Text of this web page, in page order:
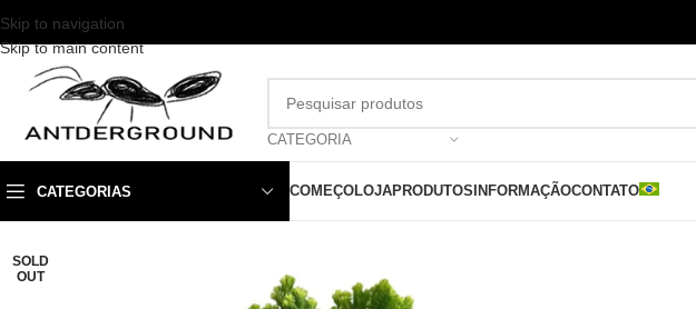
Skip to navigation
Skip to main content
CATEGORIA
CATEGORIAS COMEÇOLOJAPRODUTOS INFORMAÇÃOCONTATO
SOLD
OUT